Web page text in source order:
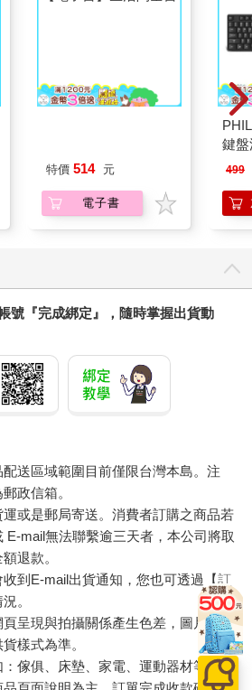
特價 514 元
電子書
鍵盤
499
號『完成綁定』，隨時掌握出貨動
送區域範圍目前僅限台灣本島。注
政信箱。
或是郵局寄送。消費者訂購之商品若
E-mail無法聯繫逾三天者，本公司將取
退款。
到E-mail出貨通知，您也可透過【訂
。
呈現與拍攝關係產生色差，圖片僅供
樣式為準。
傢俱、床墊、家電、運動器材等）及